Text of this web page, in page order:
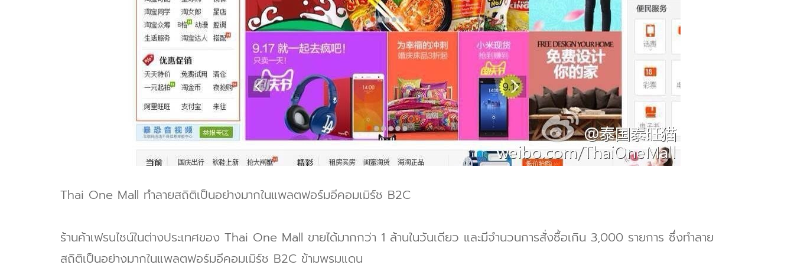
Thai One Mall ทำลายสถิติเป็นอย่างมากในแพลตฟอร์มอีคอมเมิร์ช B2C
ร้านค้าเฟรนไชน์ในต่างประเทศของ Thai One Mall ขายได้มากกว่า 1 ล้านในวันเดียว และมีจำนวนการสั่งซื้อเกิน 3,000 รายการ ซึ่งทำลาย
สถิติเป็นอย่างมากในแพลตฟอร์มอีคอมเมิร์ช B2C ข้ามพรมแดน